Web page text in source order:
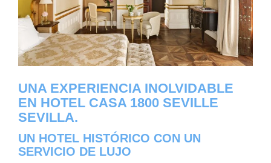
UNA EXPERIENCIA INOLVIDABLE
EN HOTEL CASA 1800 SEVILLE
SEVILLA.
UN HOTEL HISTÓRICO CON UN
SERVICIO DE LUJO